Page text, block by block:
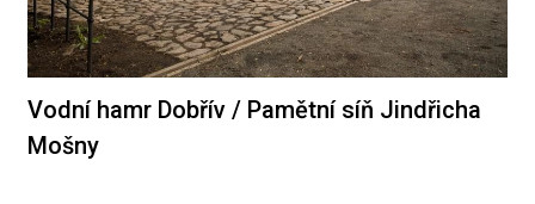
Vodní hamr Dobřív / Pamětní síň Jindřicha
Mošny